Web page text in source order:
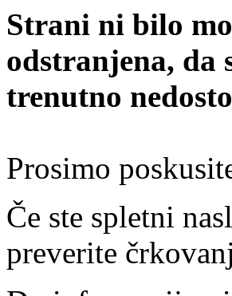
Strani ni bilo
odstranjena, da
trenutno
Prosimo
Če ste spletni
preverite